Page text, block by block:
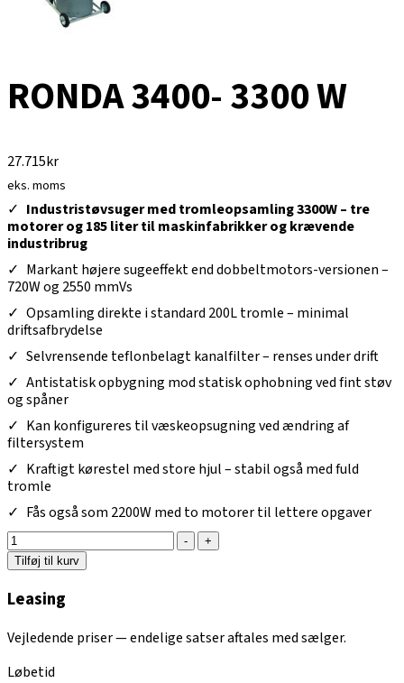
RONDA 3400- 3300 W
27.715kr
eks. moms
Industristøvsuger med tromleopsamling 3300W – tre
motorer og 185 liter til maskinfabrikker og krævende
industribrug
Markant højere sugeeffekt end dobbeltmotors-versionen –
720W og 2550 mmVs
Opsamling direkte i standard 200L tromle – minimal
driftsafbrydelse
Selvrensende teflonbelagt kanalfilter – renses under drift
Antistatisk opbygning mod statisk ophobning ved fint støv
og spåner
Kan konfigureres til væskeopsugning ved ændring af
filtersystem
Kraftigt kørestel med store hjul – stabil også med fuld
tromle
Fås også som 2200W med to motorer til lettere opgaver
-
+
Tilføj til kurv
Leasing
Vejledende priser — endelige satser aftales med sælger.
Løbetid